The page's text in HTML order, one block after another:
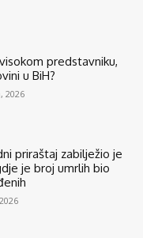
predstavniku,
u BiH?
2026
priraštaj zabilježio je
je broj umrlih bio